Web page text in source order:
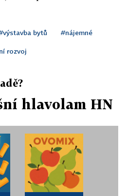
bytů #nájemné
rozvoj
hlavolam HN